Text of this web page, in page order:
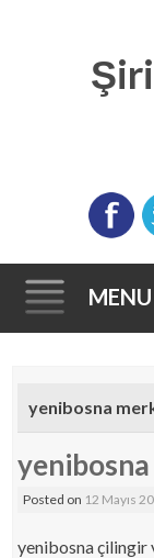
MENU
yenibosna
Posted on 12 Mayıs
yenibosna çilingir